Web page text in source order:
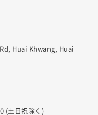
Huai Khwang, Huai
(土日祝除く)